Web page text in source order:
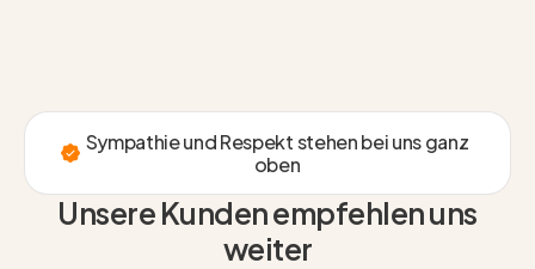
Sympathie und Respekt stehen bei uns ganz
oben
Unsere Kunden empfehlen uns
weiter